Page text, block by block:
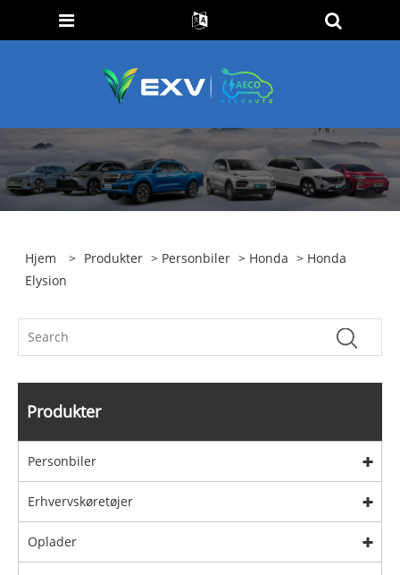
Hjem > Produkter > Personbiler > Honda > Honda
Elysion
Produkter
Personbiler
Erhvervskøretøjer
Oplader